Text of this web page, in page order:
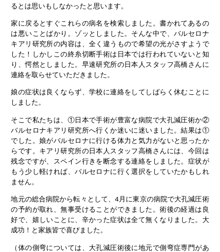
るとは思いもしなかったと思います。
家に戻るとすぐこれらの病名を検索しました。書かれてあるの
は悪いことばかり。ゾッとしました。そんな中で、バルセロナ
キアリ研究所の内容は、全く違うもので希望の光がさすようで
した！しかしこの終糸切断手術は日本では行われていないと知
り、愕然としました。早速研究所の日本人スタッフ高橋さんに
連絡を取らせていただきました。
娘の症状は良くならず、学校に連絡をしてしばらく休むことに
しました。
そこで私たちは、①日本で手術が豊富な病院で大孔減圧術か②
バルセロナキアリ研究所へ行くか迷いに迷いました。結果は①
でした。娘がバルセロナに行ける体力と気力がないと思ったか
らです。キアリ研究所の日本人スタッフ高橋さんには、今回は
残念ですが、スペイン行きを断念する連絡をしました。症状が
もう少し軽ければ、バルセロナに行く選択をしていたかもしれ
ません。
地元の総合病院から転々として、4月に東京の病院で大孔減圧術
の予約が取れ、無事受けることができました。術後の経過は良
好で、嬉しいことに、辛かった症状は全て無くなりました。大
成功！と家族皆で喜びました。
（体の側弯については、大孔減圧術後に地元で側弯症専門があ